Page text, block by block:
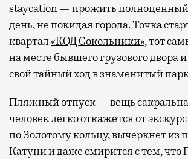
staycation — прожить
день, не покидая города. Точка
квартал«КОД Сокольники», тот
на месте бывшего грузового двора
свой тайный ход в знаменитый
Пляжный отпуск — вещь
человек легко откажется от
по Золотому кольцу, вычеркнет из
Катуни и даже смирится с тем, что